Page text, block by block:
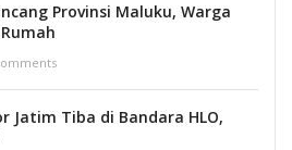
Provinsi Maluku, Warga
Jatim Tiba di Bandara HLO,